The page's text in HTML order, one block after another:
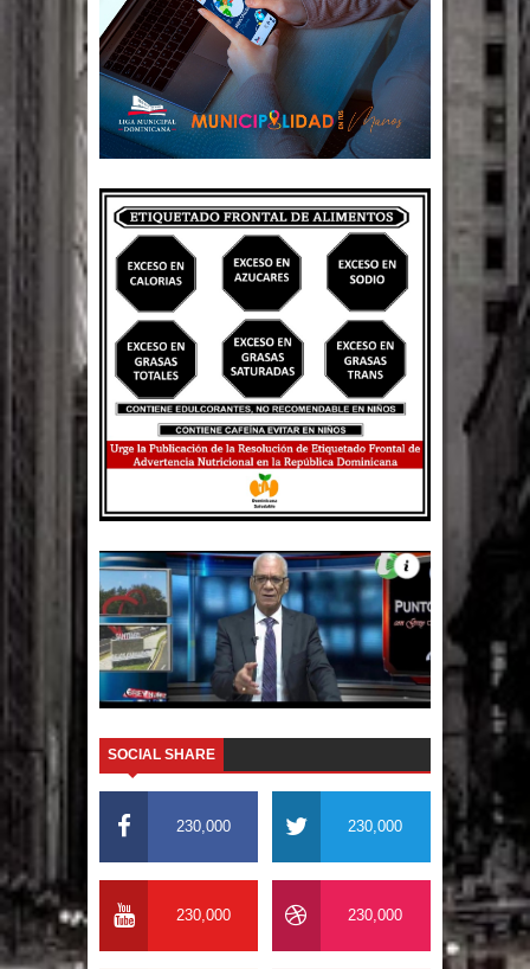
Un lunes trágico deja seis jóvenes
muertos
Heridos y edificios colapsados tras
terremoto de magnitud 7,1 en Japón
Poder Ejecutivo promulga
modificaciones al nuevo Código Penal
Diputado Félix Michell Rodríguez
reveló que con Presupuesto
Complementario gobierno endeuda
país con 3,500 millones de dólares
domingo una dirección de hombres
SOCIAL SHARE
230,000 230,000
230,000 230,000